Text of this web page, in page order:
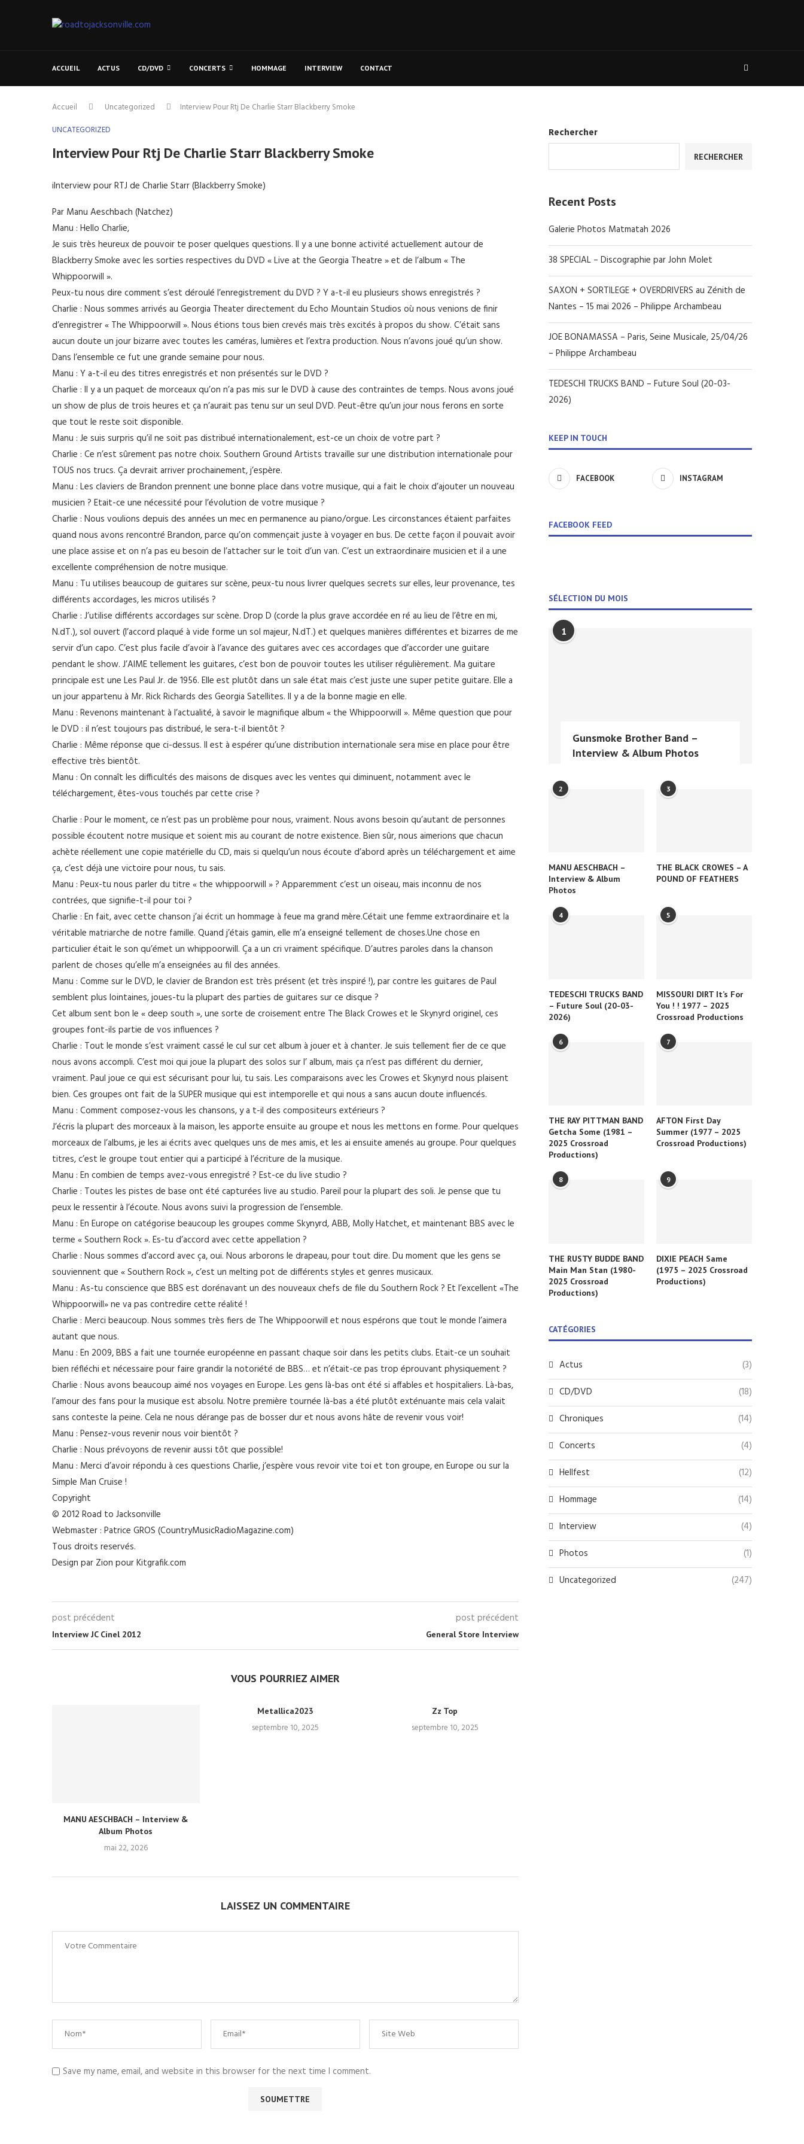
ACCUEIL ACTUS CD/DVD CONCERTS HOMMAGE INTERVIEW CONTACT
Accueil Uncategorized
Interview Pour Rtj De Charlie Starr Blackberry Smoke
UNCATEGORIZED
Interview Pour Rtj De Charlie Starr Blackberry Smoke
iInterview pour RTJ de Charlie Starr (Blackberry Smoke)
Par Manu Aeschbach (Natchez)
Manu : Hello Charlie,
Je suis très heureux de pouvoir te poser quelques questions. Il y a une bonne activité actuellement autour de
Blackberry Smoke avec les sorties respectives du DVD « Live at the Georgia Theatre » et de l’album « The
Whippoorwill ».
Peux-tu nous dire comment s’est déroulé l’enregistrement du DVD ? Y a-t-il eu plusieurs shows enregistrés ?
Charlie : Nous sommes arrivés au Georgia Theater directement du Echo Mountain Studios où nous venions de finir
d’enregistrer « The Whippoorwill ». Nous étions tous bien crevés mais très excités à propos du show. C’était sans
aucun doute un jour bizarre avec toutes les caméras, lumières et l’extra production. Nous n’avons joué qu’un show.
Dans l’ensemble ce fut une grande semaine pour nous.
Manu : Y a-t-il eu des titres enregistrés et non présentés sur le DVD ?
Charlie : Il y a un paquet de morceaux qu’on n’a pas mis sur le DVD à cause des contraintes de temps. Nous avons joué
un show de plus de trois heures et ça n’aurait pas tenu sur un seul DVD. Peut-être qu’un jour nous ferons en sorte
que tout le reste soit disponible.
Manu : Je suis surpris qu’il ne soit pas distribué internationalement, est-ce un choix de votre part ?
Charlie : Ce n’est sûrement pas notre choix. Southern Ground Artists travaille sur une distribution internationale pour
TOUS nos trucs. Ça devrait arriver prochainement, j’espère.
Manu : Les claviers de Brandon prennent une bonne place dans votre musique, qui a fait le choix d’ajouter un nouveau
musicien ? Etait-ce une nécessité pour l’évolution de votre musique ?
Charlie : Nous voulions depuis des années un mec en permanence au piano/orgue. Les circonstances étaient parfaites
quand nous avons rencontré Brandon, parce qu’on commençait juste à voyager en bus. De cette façon il pouvait avoir
une place assise et on n’a pas eu besoin de l’attacher sur le toit d’un van. C’est un extraordinaire musicien et il a une
excellente compréhension de notre musique.
Manu : Tu utilises beaucoup de guitares sur scène, peux-tu nous livrer quelques secrets sur elles, leur provenance, tes
différents accordages, les micros utilisés ?
Charlie : J’utilise différents accordages sur scène. Drop D (corde la plus grave accordée en ré au lieu de l’être en mi,
N.dT.), sol ouvert (l’accord plaqué à vide forme un sol majeur, N.dT.) et quelques manières différentes et bizarres de me
servir d’un capo. C’est plus facile d’avoir à l’avance des guitares avec ces accordages que d’accorder une guitare
pendant le show. J’AIME tellement les guitares, c’est bon de pouvoir toutes les utiliser régulièrement. Ma guitare
principale est une Les Paul Jr. de 1956. Elle est plutôt dans un sale état mais c’est juste une super petite guitare. Elle a
un jour appartenu à Mr. Rick Richards des Georgia Satellites. Il y a de la bonne magie en elle.
Manu : Revenons maintenant à l’actualité, à savoir le magnifique album « the Whippoorwill ». Même question que pour
le DVD : il n’est toujours pas distribué, le sera-t-il bientôt ?
Charlie : Même réponse que ci-dessus. Il est à espérer qu’une distribution internationale sera mise en place pour être
effective très bientôt.
Manu : On connaît les difficultés des maisons de disques avec les ventes qui diminuent, notamment avec le
téléchargement, êtes-vous touchés par cette crise ?
Charlie : Pour le moment, ce n’est pas un problème pour nous, vraiment. Nous avons besoin qu’autant de personnes
possible écoutent notre musique et soient mis au courant de notre existence. Bien sûr, nous aimerions que chacun
achète réellement une copie matérielle du CD, mais si quelqu’un nous écoute d’abord après un téléchargement et aime
ça, c’est déjà une victoire pour nous, tu sais.
Manu : Peux-tu nous parler du titre « the whippoorwill » ? Apparemment c’est un oiseau, mais inconnu de nos
contrées, que signifie-t-il pour toi ?
Charlie : En fait, avec cette chanson j’ai écrit un hommage à feue ma grand mère.Cétait une femme extraordinaire et la
véritable matriarche de notre famille. Quand j’étais gamin, elle m’a enseigné tellement de choses.Une chose en
particulier était le son qu’émet un whippoorwill. Ça a un cri vraiment spécifique. D’autres paroles dans la chanson
parlent de choses qu’elle m’a enseignées au fil des années.
Manu : Comme sur le DVD, le clavier de Brandon est très présent (et très inspiré !), par contre les guitares de Paul
semblent plus lointaines, joues-tu la plupart des parties de guitares sur ce disque ?
Cet album sent bon le « deep south », une sorte de croisement entre The Black Crowes et le Skynyrd originel, ces
groupes font-ils partie de vos influences ?
Charlie : Tout le monde s’est vraiment cassé le cul sur cet album à jouer et à chanter. Je suis tellement fier de ce que
nous avons accompli. C’est moi qui joue la plupart des solos sur l’ album, mais ça n’est pas différent du dernier,
vraiment. Paul joue ce qui est sécurisant pour lui, tu sais. Les comparaisons avec les Crowes et Skynyrd nous plaisent
bien. Ces groupes ont fait de la SUPER musique qui est intemporelle et qui nous a sans aucun doute influencés.
Manu : Comment composez-vous les chansons, y a t-il des compositeurs extérieurs ?
J’écris la plupart des morceaux à la maison, les apporte ensuite au groupe et nous les mettons en forme. Pour quelques
morceaux de l’albums, je les ai écrits avec quelques uns de mes amis, et les ai ensuite amenés au groupe. Pour quelques
titres, c’est le groupe tout entier qui a participé à l’écriture de la musique.
Manu : En combien de temps avez-vous enregistré ? Est-ce du live studio ?
Charlie : Toutes les pistes de base ont été capturées live au studio. Pareil pour la plupart des soli. Je pense que tu
peux le ressentir à l’écoute. Nous avons suivi la progression de l’ensemble.
Manu : En Europe on catégorise beaucoup les groupes comme Skynyrd, ABB, Molly Hatchet, et maintenant BBS avec le
terme « Southern Rock ». Es-tu d’accord avec cette appellation ?
Charlie : Nous sommes d’accord avec ça, oui. Nous arborons le drapeau, pour tout dire. Du moment que les gens se
souviennent que « Southern Rock », c’est un melting pot de différents styles et genres musicaux.
Manu : As-tu conscience que BBS est dorénavant un des nouveaux chefs de file du Southern Rock ? Et l’excellent «The
Whippoorwill» ne va pas contredire cette réalité !
Charlie : Merci beaucoup. Nous sommes très fiers de The Whippoorwill et nous espérons que tout le monde l’aimera
autant que nous.
Manu : En 2009, BBS a fait une tournée européenne en passant chaque soir dans les petits clubs. Etait-ce un souhait
bien réfléchi et nécessaire pour faire grandir la notoriété de BBS… et n’était-ce pas trop éprouvant physiquement ?
Charlie : Nous avons beaucoup aimé nos voyages en Europe. Les gens là-bas ont été si affables et hospitaliers. Là-bas,
l’amour des fans pour la musique est absolu. Notre première tournée là-bas a été plutôt exténuante mais cela valait
sans conteste la peine. Cela ne nous dérange pas de bosser dur et nous avons hâte de revenir vous voir!
Manu : Pensez-vous revenir nous voir bientôt ?
Charlie : Nous prévoyons de revenir aussi tôt que possible!
Manu : Merci d’avoir répondu à ces questions Charlie, j’espère vous revoir vite toi et ton groupe, en Europe ou sur la
Simple Man Cruise !
Copyright
© 2012 Road to Jacksonville
Webmaster : Patrice GROS (CountryMusicRadioMagazine.com)
Tous droits reservés.
Design par Zion pour Kitgrafik.com
post précédent
Interview JC Cinel 2012
post précédent
General Store Interview
VOUS POURRIEZ AIMER
MANU AESCHBACH – Interview &
Album Photos
mai 22, 2026
Metallica2023
septembre 10, 2025
Zz Top
septembre 10, 2025
LAISSEZ UN COMMENTAIRE
Save my name, email, and website in this browser for the next time I comment.
Rechercher
RECHERCHER
Recent Posts
Galerie Photos Matmatah 2026
38 SPECIAL – Discographie par John Molet
SAXON + SORTILEGE + OVERDRIVERS au Zénith de
Nantes – 15 mai 2026 – Philippe Archambeau
JOE BONAMASSA – Paris, Seine Musicale, 25/04/26
– Philippe Archambeau
TEDESCHI TRUCKS BAND – Future Soul (20-03-
2026)
KEEP IN TOUCH
FACEBOOK INSTAGRAM
FACEBOOK FEED
SÉLECTION DU MOIS
1
Gunsmoke Brother Band –
Interview & Album Photos
2
MANU AESCHBACH –
Interview & Album
Photos
3
THE BLACK CROWES – A
POUND OF FEATHERS
4
TEDESCHI TRUCKS BAND
– Future Soul (20-03-
2026)
5
MISSOURI DIRT It’s For
You ! ! 1977 – 2025
Crossroad Productions
6
THE RAY PITTMAN BAND
Getcha Some (1981 –
2025 Crossroad
Productions)
7
AFTON First Day
Summer (1977 – 2025
Crossroad Productions)
8
THE RUSTY BUDDE BAND
Main Man Stan (1980-
2025 Crossroad
Productions)
9
DIXIE PEACH Same
(1975 – 2025 Crossroad
Productions)
CATÉGORIES
Actus
(3)
CD/DVD
(18)
Chroniques
(14)
Concerts
(4)
Hellfest
(12)
Hommage
(14)
Interview
(4)
Photos
(1)
Uncategorized
(247)